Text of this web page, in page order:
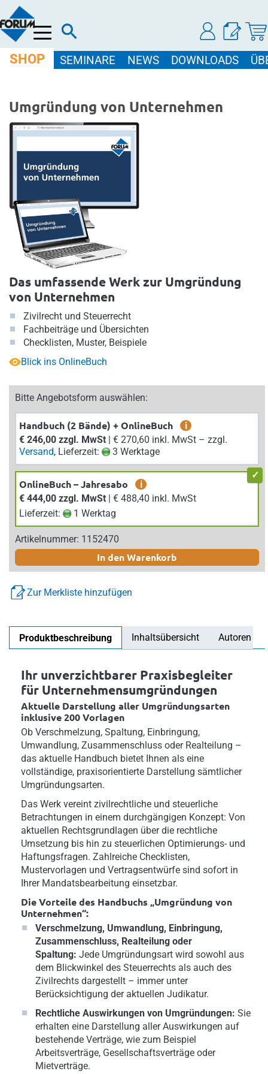
Menü
SHOP SEMINARE NEWS DOWNLOADS
Umgründung von Unternehmen
Das umfassende Werk zur Umgründung
von Unternehmen
Zivilrecht und Steuerrecht
Fachbeiträge und Übersichten
Checklisten, Muster, Beispiele
Blick ins OnlineBuch
Bitte Angebotsform auswählen:
Handbuch (2 Bände) + OnlineBuch
i
€ 246,00 zzgl. MwSt
| € 270,60 inkl. MwSt – zzgl.
Versand, Lieferzeit: 3 Werktage
OnlineBuch – Jahresabo
i
€ 444,00 zzgl. MwSt
| € 488,40 inkl. MwSt
Lieferzeit:
1 Werktag
Artikelnummer: 1152470
In den Warenkorb
Zur Merkliste hinzufügen
Produktbeschreibung Inhaltsübersicht Autoren
Ihr unverzichtbarer Praxisbegleiter
für Unternehmensumgründungen
Aktuelle Darstellung aller Umgründungsarten
inklusive 200 Vorlagen
Ob Verschmelzung, Spaltung, Einbringung,
Umwandlung, Zusammenschluss oder Realteilung –
das aktuelle Handbuch bietet Ihnen als eine
vollständige, praxisorientierte Darstellung sämtlicher
Umgründungsarten.
Das Werk vereint zivilrechtliche und steuerliche
Betrachtungen in einem durchgängigen Konzept: Von
aktuellen Rechtsgrundlagen über die rechtliche
Umsetzung bis hin zu steuerlichen Optimierungs- und
Haftungsfragen. Zahlreiche Checklisten,
Mustervorlagen und Vertragsentwürfe sind sofort in
Ihrer Mandatsbearbeitung einsetzbar.
Die Vorteile des Handbuchs „Umgründung von
Unternehmen“:
Verschmelzung, Umwandlung, Einbringung,
Zusammenschluss, Realteilung oder
Spaltung: Jede Umgründungsart wird sowohl aus
dem Blickwinkel des Steuerrechts als auch des
Zivilrechts dargestellt – immer unter
Berücksichtigung der aktuellen Judikatur.
Rechtliche Auswirkungen von Umgründungen: Sie
erhalten eine Darstellung aller Auswirkungen auf
bestehende Verträge, wie zum Beispiel
Arbeitsverträge, Gesellschaftsverträge oder
Mietverträge.